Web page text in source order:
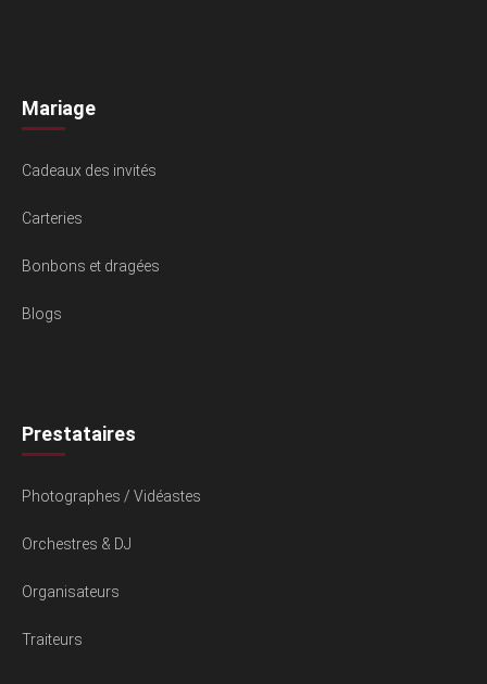
Mariage
Cadeaux des invités
Carteries
Bonbons et dragées
Blogs
Prestataires
Photographes / Vidéastes
Orchestres & DJ
Organisateurs
Traiteurs